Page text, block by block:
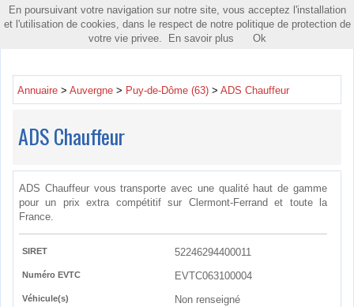
Toggle
Annuaire > Auvergne > Puy-de-Dôme (63) > ADS Chauffeur
ADS Chauffeur
ADS Chauffeur vous transporte avec une qualité haut de gamme
pour un prix extra compétitif sur Clermont-Ferrand et toute la
France.
SIRET 52246294400011
Numéro EVTC EVTC063100004
Véhicule(s)
Non renseigné
En poursuivant votre navigation sur notre site, vous acceptez l'installation
et l'utilisation de cookies, dans le respect de notre politique de protection de
votre vie privee.
En savoir plus Ok